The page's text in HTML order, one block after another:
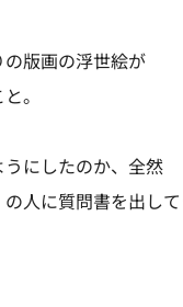
版画の浮世絵が
。
にしたのか、全然
人に質問書を出して